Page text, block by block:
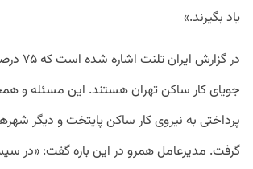
یاد بگیرند.»
در گزارش
جویای کار ساکن تهران هستند. این مسئله و
پرداختی به نیروی کار ساکن پایتخت و دیگر
گرفت. مدیرعامل همرو در این باره گفت: «در